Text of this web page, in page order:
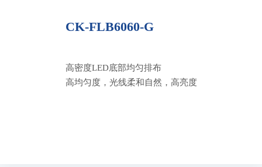
CK-FLB6060-G
高密度LED底部均匀排布
高均匀度，光线柔和自然，高亮度